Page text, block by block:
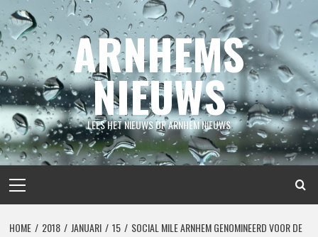
Spring
naar
inhoud
ARNHEMS
NIEUWS
LEES HET NIEUWS OP ARNHEM NIEUWS
menu
HOME 2018 JANUARI 15
SOCIAL MILE ARNHEM GENOMINEERD VOOR DE